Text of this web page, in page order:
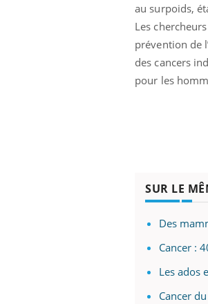
au surpoids,
Les
prévention de
des cancers
pour les
SUR LE
Des
Cancer :
Les ados
Cancer